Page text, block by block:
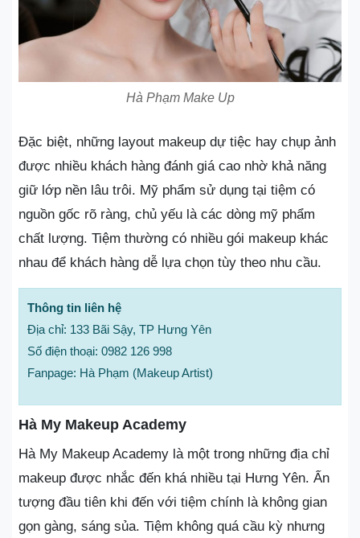
Hà Phạm Make Up
Đặc biệt, những layout makeup dự tiệc hay chụp ảnh
được nhiều khách hàng đánh giá cao nhờ khả năng
giữ lớp nền lâu trôi. Mỹ phẩm sử dụng tại tiệm có
nguồn gốc rõ ràng, chủ yếu là các dòng mỹ phẩm
chất lượng. Tiệm thường có nhiều gói makeup khác
nhau để khách hàng dễ lựa chọn tùy theo nhu cầu.
Thông tin liên hệ
Địa chỉ: 133 Bãi Sậy, TP Hưng Yên
Số điện thoại: 0982 126 998
Fanpage: Hà Phạm (Makeup Artist)
Hà My Makeup Academy
Hà My Makeup Academy là một trong những địa chỉ
makeup được nhắc đến khá nhiều tại Hưng Yên. Ấn
tượng đầu tiên khi đến với tiệm chính là không gian
gọn gàng, sáng sủa. Tiệm không quá cầu kỳ nhưng